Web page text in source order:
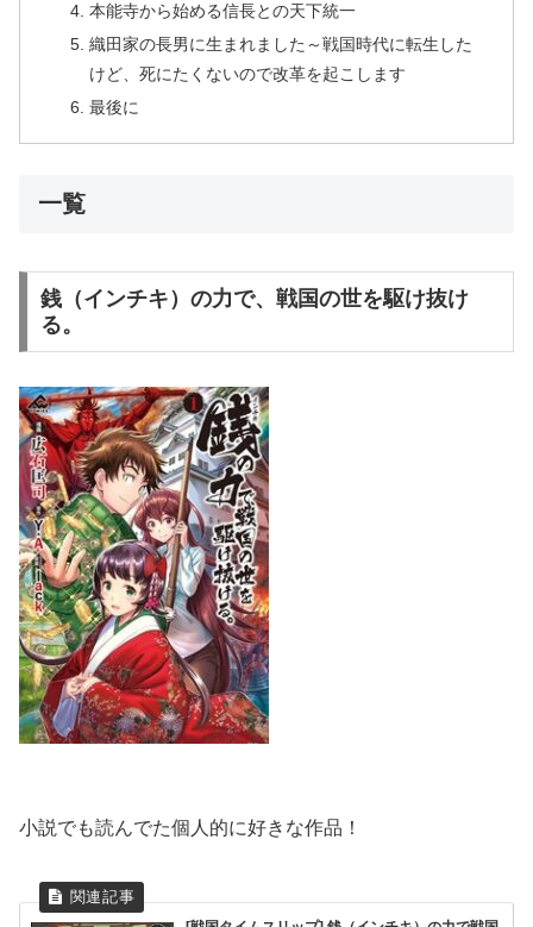
本能寺から始める信長との天下統一
織田家の長男に生まれました～戦国時代に転生した
けど、死にたくないので改革を起こします
最後に
一覧
銭（インチキ）の力で、戦国の世を駆け抜け
る。
小説でも読んでた個人的に好きな作品！